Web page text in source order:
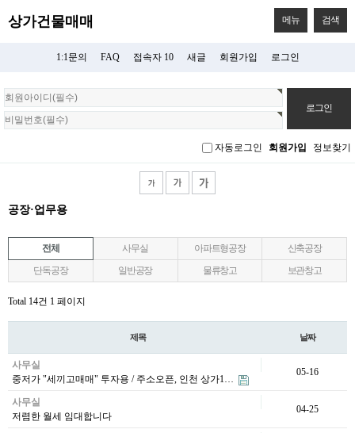
상가건물매매 메뉴 검색
1:1문의 FAQ 접속자 10 새글 회원가입 로그인
회
원
로
자동로그인 회원가입 정보찾기
공장·업무용
전체 사무실 아파트형공장
신축공장
단독공장
일반공장 물류창고 보관창고
Total 14건 1 페이지
제목 날짜
사무실
중저가 "세끼고매매" 투자용 / 주소오픈, 인천 상가1…
05-16
사무실
저렴한 월세 임대합니다
04-25